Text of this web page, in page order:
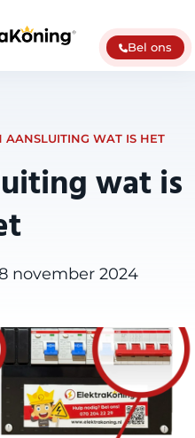
Bel ons
AANSLUITING WAT IS HET
wat is
november 2024